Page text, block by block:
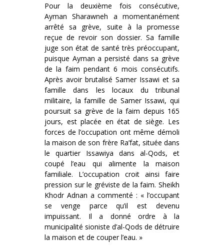
Pour la deuxième fois consécutive,
Ayman Sharawneh a momentanément
arrêté sa grève, suite à la promesse
reçue de revoir son dossier. Sa famille
juge son état de santé très préoccupant,
puisque Ayman a persisté dans sa grève
de la faim pendant 6 mois consécutifs.
Après avoir brutalisé Samer Issawi et sa
famille dans les locaux du tribunal
militaire, la famille de Samer Issawi, qui
poursuit sa grève de la faim depuis 165
jours, est placée en état de siège. Les
forces de l’occupation ont même démoli
la maison de son frère Ra’fat, située dans
le quartier Issawiya dans al-Qods, et
coupé l’eau qui alimente la maison
familiale. L’occupation croit ainsi faire
pression sur le gréviste de la faim. Sheikh
Khodr Adnan a commenté : « l’occupant
se venge parce qu’il est devenu
impuissant. Il a donné ordre à la
municipalité sioniste d’al-Qods de détruire
la maison et de couper l’eau. »